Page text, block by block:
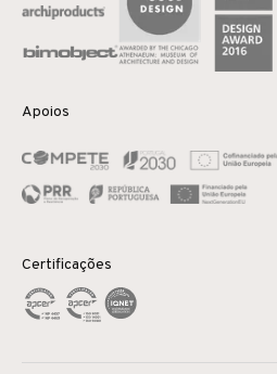
Apoios
Certificações